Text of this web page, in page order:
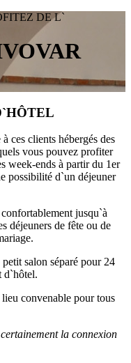
DE L`
ces clients hébergés des
vous pouvez profiter
week-ends à partir du 1er
possibilité d`un déjeuner
jusqu`à
déjeuners de fête ou de
salon séparé pour 24
d`hôtel.
convenable pour tous
la connexion